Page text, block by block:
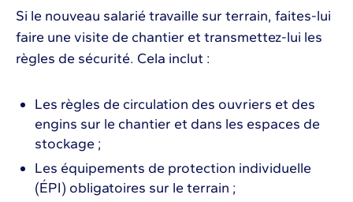
Si le nouveau salarié travaille sur terrain, faites-lui
faire une visite de chantier et transmettez-lui les
règles de sécurité. Cela inclut :
Les règles de circulation des ouvriers et des
engins sur le chantier et dans les espaces de
stockage ;
Les équipements de protection individuelle
(ÉPI) obligatoires sur le terrain ;